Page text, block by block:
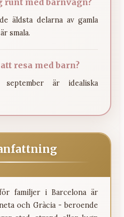
äldsta delarna av gamla
smala.
resa med barn?
är idealiska
familjer i Barcelona är
och Gràcia - beroende